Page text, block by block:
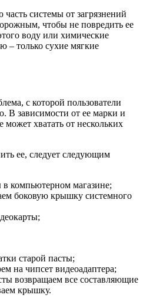
системы от загрязнений
чтобы не повредить ее
воду или химические
– только сухие мягкие
с которой пользователи
В зависимости от ее марки и
хватать от нескольких
ее, следует следующим
компьютерном магазине;
боковую крышку системного
старой пасты;
на чипсет видеоадаптера;
возвращаем все составляющие
крышку.